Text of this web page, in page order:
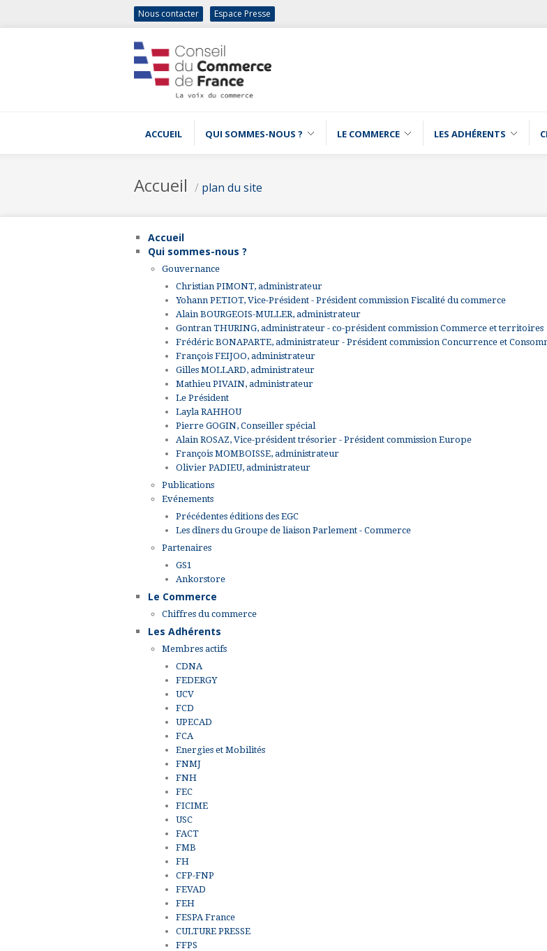
Nous contacter Espace Presse
ACCUEIL QUI SOMMES-NOUS ? LE COMMERCE LES ADHÉRENTS
Accueil / plan du site
Accueil
Qui sommes-nous ?
Gouvernance
Christian PIMONT, administrateur
Yohann PETIOT, Vice-Président - Président commission Fiscalité du commerce
Alain BOURGEOIS-MULLER, administrateur
Gontran THURING, administrateur - co-président commission Commerce et territoires
Frédéric BONAPARTE, administrateur - Président commission Concurrence et
François FEIJOO, administrateur
Gilles MOLLARD, administrateur
Mathieu PIVAIN, administrateur
Le Président
Layla RAHHOU
Pierre GOGIN, Conseiller spécial
Alain ROSAZ, Vice-président trésorier - Président commission Europe
François MOMBOISSE, administrateur
Olivier PADIEU, administrateur
Publications
Evénements
Précédentes éditions des EGC
Les dîners du Groupe de liaison Parlement - Commerce
Partenaires
GS1
Ankorstore
Le Commerce
Chiffres du commerce
Les Adhérents
Membres actifs
CDNA
FEDERGY
UCV
FCD
UPECAD
FCA
Energies et Mobilités
FNMJ
FNH
FEC
FICIME
USC
FACT
FMB
FH
CFP-FNP
FEVAD
FEH
FESPA France
CULTURE PRESSE
FFPS